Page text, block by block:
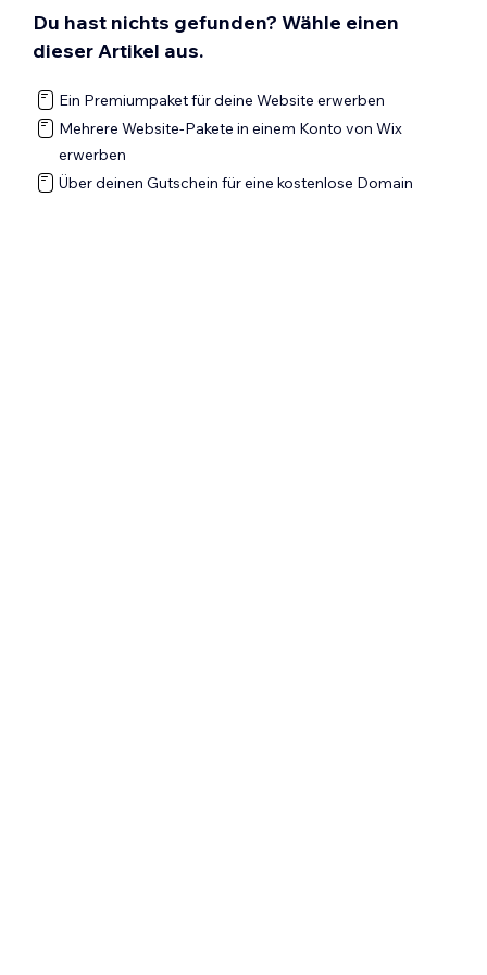
Domain bei Wix verwendet werden.
leistungsstarke und maßgeschneiderte
Lösungen. Über das exklusive
Effizienz-Tools auf Kontoebene zugreifen.
Dazu gehören eine zentrale
Bestandsverwaltung, Kontodaten,
Marketing-Tools und vieles mehr. Erfahre
Du hast nichts gefunden? Wähle einen
dieser Artikel aus.
Ein Premiumpaket für deine Website erwerben
Mehrere Website-Pakete in einem Konto von Wix
erwerben
Über deinen Gutschein für eine kostenlose Domain